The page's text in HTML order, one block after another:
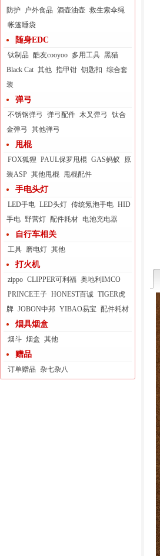
防护
户外食品 酒壶油壶 救生索伞绳
帐篷睡袋
随身EDC
钛制品 酷友cooyoo 多用工具 黑猫
Black Cat 其他 指甲钳 钥匙扣 综合套
装
弹弓
不锈钢弹弓 弹弓配件 木叉弹弓
钛合
金弹弓
其他弹弓
甩棍
FOX狐狸 PAUL保罗甩棍 GAS蚂蚁
原
装ASP 其他甩棍 甩棍配件
手电头灯
LED手电 LED头灯 传统氖泡手电 HID
手电 野营灯 配件耗材 电池充电器
自行车相关
工具 磨电灯 其他
打火机
zippo CLIPPER可利福 奥地利IMCO
PRINCE王子 HONEST百诚 TIGER虎
牌 JOBON中邦 YIBAO易宝 配件耗材
烟具烟盒
烟斗 烟盒 其他
赠品
订单赠品 杂七杂八